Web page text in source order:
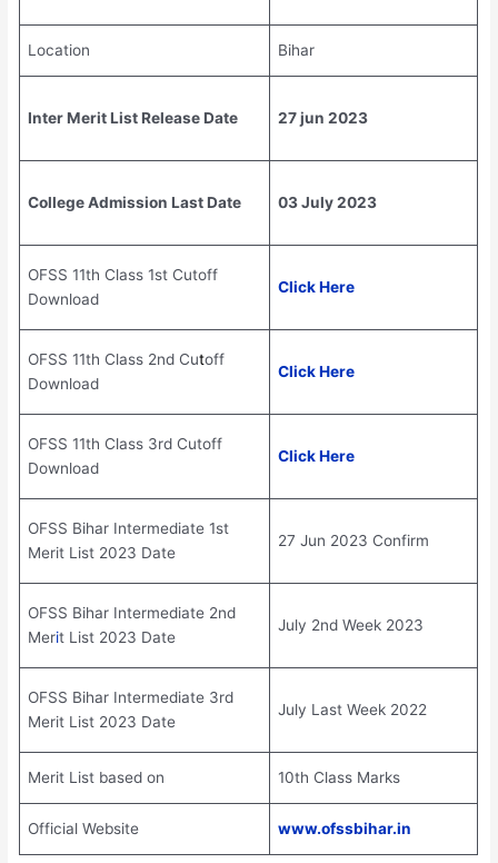
Location Bihar
Inter Merit List Release Date 27 jun 2023
College Admission Last Date 03 July 2023
OFSS 11th Class 1st Cutoff
Download
Click Here
OFSS 11th Class 2nd Cutoff
Download
Click Here
OFSS 11th Class 3rd Cutoff
Download
Click Here
OFSS Bihar Intermediate 1st
Merit List 2023 Date
27 Jun 2023 Confirm
OFSS Bihar Intermediate 2nd
Merit List 2023 Date
July 2nd Week 2023
OFSS Bihar Intermediate 3rd
Merit List 2023 Date
July Last Week 2022
Merit List based on 10th Class Marks
Official Website www.ofssbihar.in